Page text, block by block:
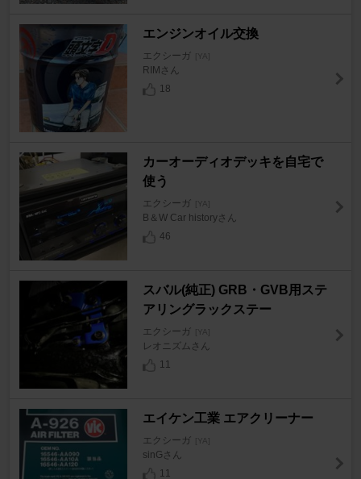
エンジンオイル交換
エクシーガ [YA]
RIMさん
18
カーオーディオデッキを自宅で
使う
エクシーガ [YA]
B＆W Car historyさん
46
スバル(純正) GRB・GVB用ステ
アリングラックステー
エクシーガ [YA]
レオニズムさん
11
エイケン工業 エアクリーナー
エクシーガ [YA]
sinGさん
11